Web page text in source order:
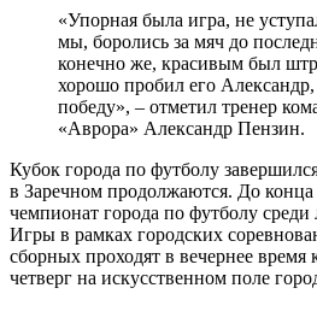
«Упорная была игра, не
мы, боролись за мяч до
конечно же, красивым был
хорошо пробил его
победу», – отметил тренер
«Аврора» Александр Пензин.
Кубок города по футболу
в Заречном продолжаются. До конца
чемпионат города по футболу
Игры в рамках городских
сборных проходят в вечернее
четверг на искусственном поле